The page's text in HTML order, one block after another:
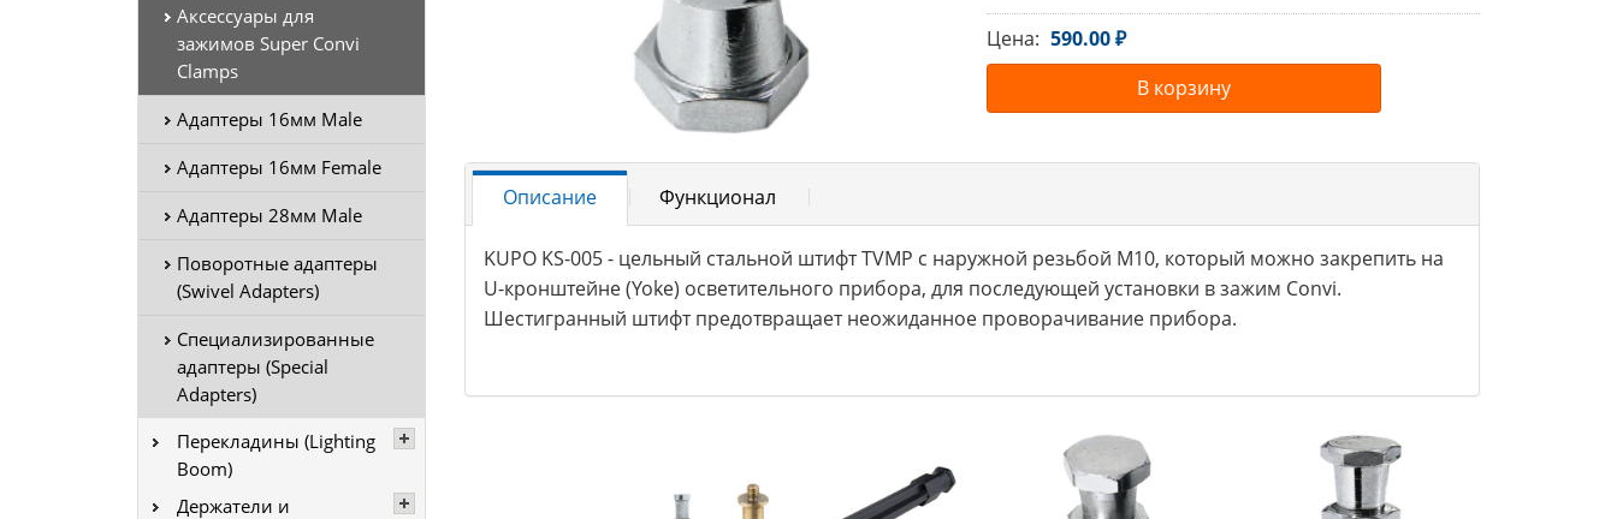
Аксессуары для
зажимов Super Convi
Clamps
Адаптеры 16мм Male
Адаптеры 16мм Female
Адаптеры 28мм Male
Поворотные адаптеры
(Swivel Adapters)
Специализированные
адаптеры (Special
Adapters)
Перекладины (Lighting
Boom)
Держатели и
Цена: 590.00 ₽
В корзину
Описание Функционал
KUPO KS-005 - цельный стальной штифт TVMP с наружной резьбой М10, который можно закрепить на
U-кронштейне (Yoke) осветительного прибора, для последующей установки в зажим Convi.
Шестигранный штифт предотвращает неожиданное проворачивание прибора.